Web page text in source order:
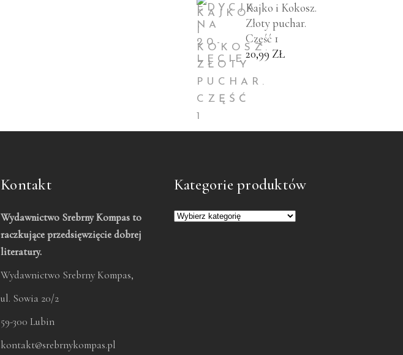
Kajko i Kokosz.
Złoty puchar.
Część 1
20,99 ZŁ
Kontakt
Wydawnictwo Srebrny Kompas to
raczkujące przedsięwzięcie dobrej
literatury.
Wydawnictwo Srebrny Kompas,
ul. Sowia 20/2
59-300 Lubin
kontakt@srebrnykompas.pl
Kategorie produktów